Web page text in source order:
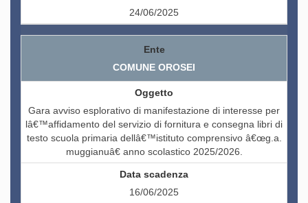
24/06/2025
COMUNE OROSEI
Gara avviso esplorativo di manifestazione di interesse per
lâ€™affidamento del servizio di fornitura e consegna libri di
testo scuola primaria dellâ€™istituto comprensivo â€œg.a.
muggianuâ€ anno scolastico 2025/2026.
16/06/2025